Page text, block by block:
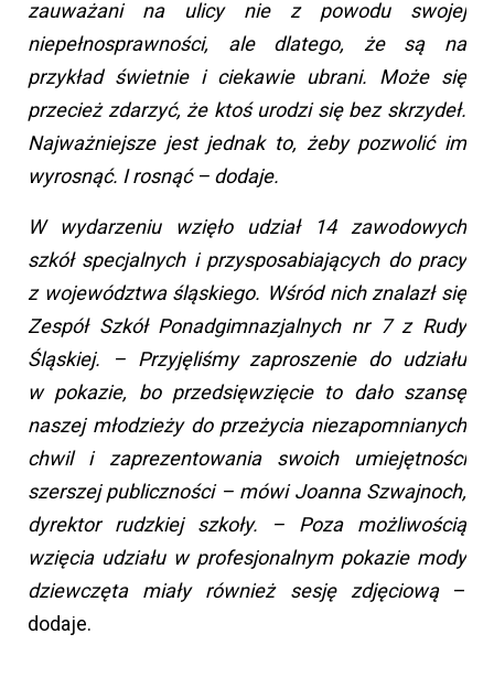
zauważani na ulicy nie z powodu swojej
niepełnosprawności, ale dlatego, że są na
przykład świetnie i ciekawie ubrani. Może się
przecież zdarzyć, że ktoś urodzi się bez skrzydeł.
Najważniejsze jest jednak to, żeby pozwolić im
wyrosnąć. I rosnąć – dodaje.
W wydarzeniu wzięło udział 14 zawodowych
szkół specjalnych i przysposabiających do pracy
z województwa śląskiego. Wśród nich znalazł się
Zespół Szkół Ponadgimnazjalnych nr 7 z Rudy
Śląskiej. – Przyjęliśmy zaproszenie do udziału
w pokazie, bo przedsięwzięcie to dało szansę
naszej młodzieży do przeżycia niezapomnianych
chwil i zaprezentowania swoich umiejętności
szerszej publiczności – mówi Joanna Szwajnoch,
dyrektor rudzkiej szkoły. – Poza możliwością
wzięcia udziału w profesjonalnym pokazie mody
dziewczęta miały również sesję zdjęciową –
dodaje.